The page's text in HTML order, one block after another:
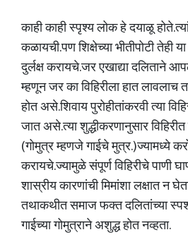
काही काही स्पृश्य लोक हे दयाळू
कळायची.पण शिक्षेच्या भीतीपोटी तेही
दुर्लक्ष करायचे.जर एखाद्या दलिताने
म्हणून जर का विहिरीला हात लावलाच
होत असे.शिवाय पुरोहीतांकरवी त्या
जात असे.त्या शुद्धीकरणानुसार
(गोमुत्र म्हणजे गाईचे मुत्र.)ज्यामध्ये
करायचे.ज्यामुळे संपूर्ण विहिरीचे पाणी
शास्रीय कारणांची मिमांशा लक्षात न
तथाकथीत समाज फक्त दलितांच्या
गाईच्या गोमुत्राने अशुद्ध होत नव्हता.